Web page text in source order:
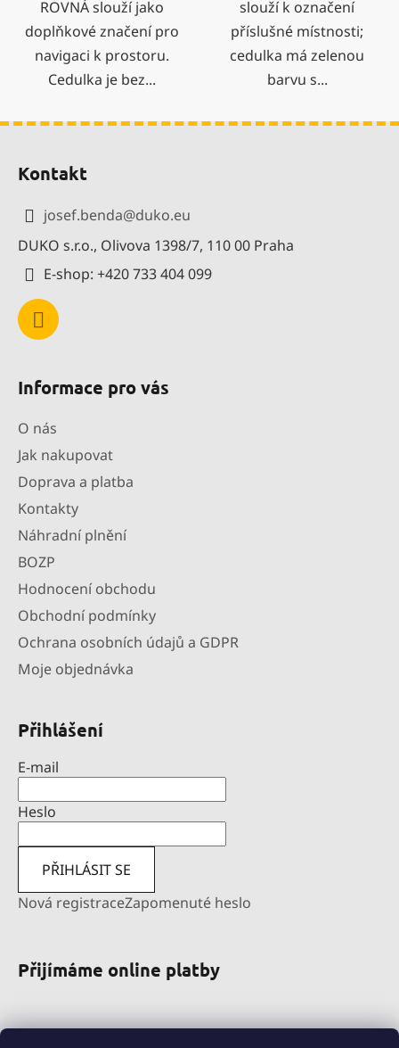
ROVNÁ slouží jako
doplňkové značení pro
navigaci k prostoru.
Cedulka je bez...
slouží k označení
příslušné místnosti;
cedulka má zelenou
barvu s...
Kontakt
josef.benda@duko.eu
DUKO s.r.o., Olivova 1398/7, 110 00 Praha
E-shop: +420 733 404 099
Informace pro vás
O nás
Jak nakupovat
Doprava a platba
Kontakty
Náhradní plnění
BOZP
Hodnocení obchodu
Obchodní podmínky
Ochrana osobních údajů a GDPR
Moje objednávka
Přihlášení
E-mail
Heslo
PŘIHLÁSIT SE
Nová registraceZapomenuté heslo
Přijímáme online platby